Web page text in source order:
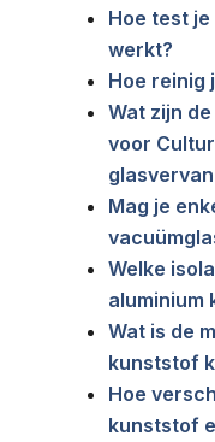
Hoe test
werkt?
Hoe reinig
Wat zijn
voor
Mag je
Welke
aluminium
Wat is de
kunststof
Hoe
kunststof